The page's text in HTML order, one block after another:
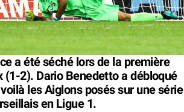
a été séché lors de la première
(1-2). Dario Benedetto a débloqué
les Aiglons posés sur une série
en Ligue 1.